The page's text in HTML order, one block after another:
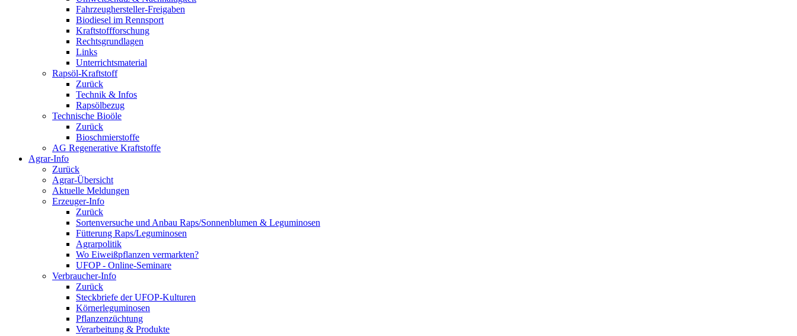
Fahrzeughersteller-Freigaben
Biodiesel im Rennsport
Kraftstoffforschung
Rechtsgrundlagen
Links
Unterrichtsmaterial
Rapsöl-Kraftstoff
Zurück
Technik & Infos
Rapsölbezug
Technische Bioöle
Zurück
Bioschmierstoffe
AG Regenerative Kraftstoffe
Agrar-Info
Zurück
Agrar-Übersicht
Aktuelle Meldungen
Erzeuger-Info
Zurück
Sortenversuche und Anbau Raps/Sonnenblumen & Leguminosen
Fütterung Raps/Leguminosen
Agrarpolitik
Wo Eiweißpflanzen vermarkten?
UFOP - Online-Seminare
Verbraucher-Info
Zurück
Steckbriefe der UFOP-Kulturen
Körnerleguminosen
Pflanzenzüchtung
Verarbeitung & Produkte